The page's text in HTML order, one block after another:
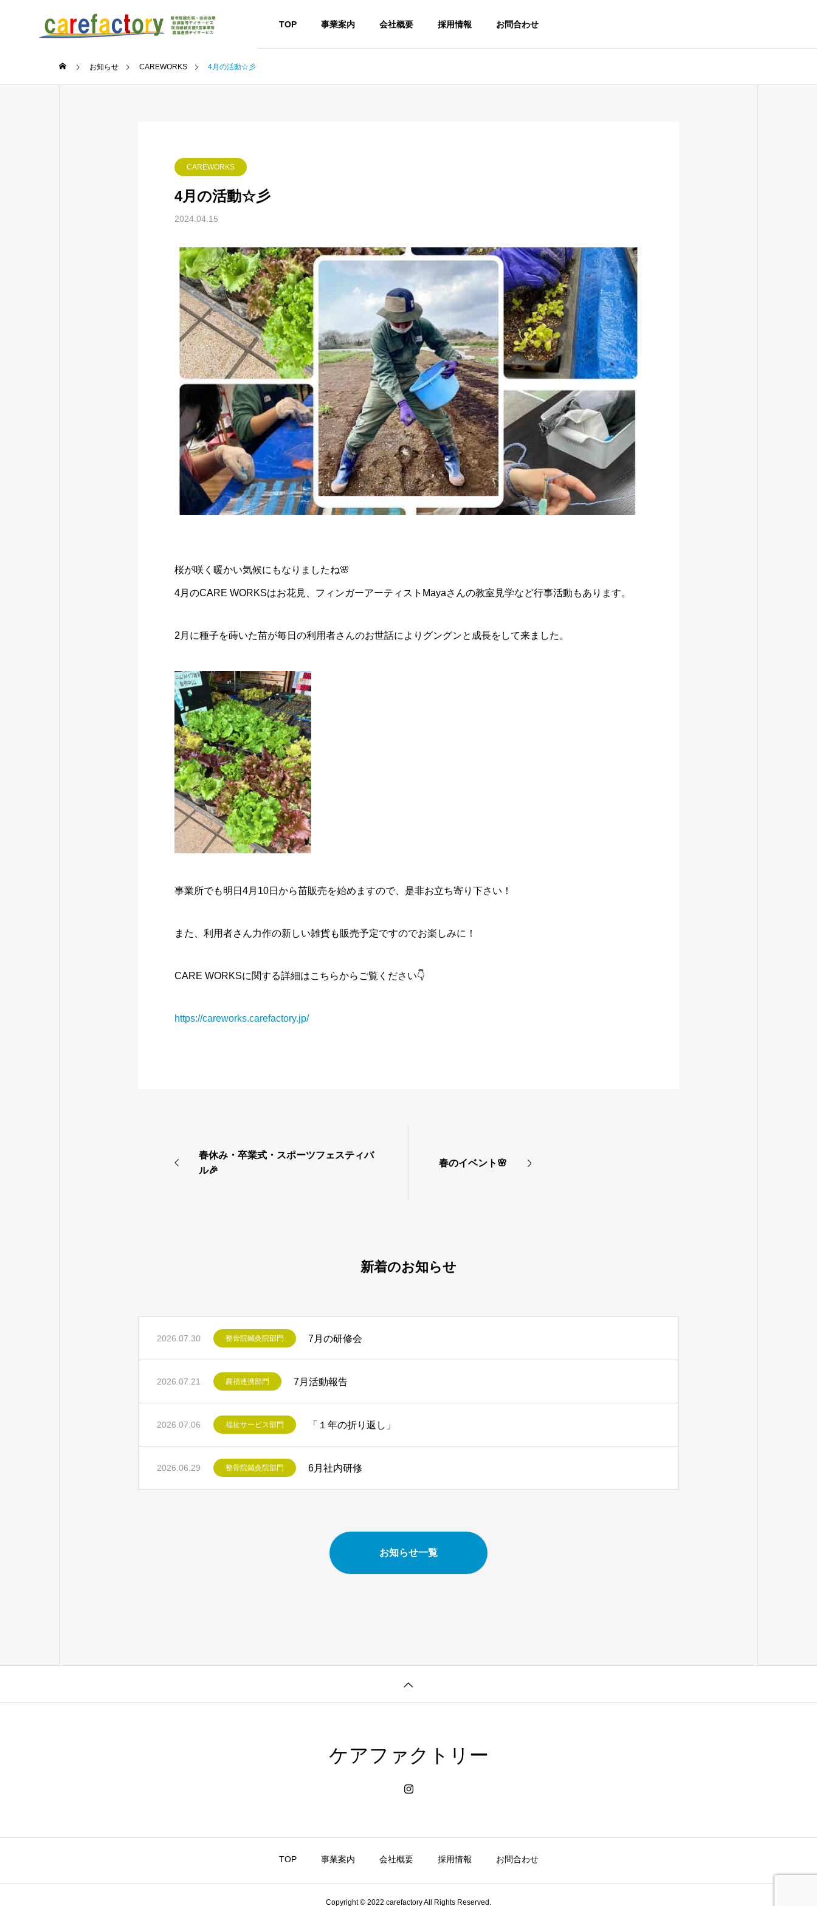
TOP 事業案内 会社概要 採用情報 お問合わせ
お知らせ CAREWORKS 4月の活動☆彡
CAREWORKS
4月の活動☆彡
2024.04.15
桜が咲く暖かい気候にもなりましたね🌸
4月のCARE WORKSはお花見、フィンガーアーティストMayaさんの教室見学など行事活動もあります。
2月に種子を蒔いた苗が毎日の利用者さんのお世話によりグングンと成長をして来ました。
事業所でも明日4月10日から苗販売を始めますので、是非お立ち寄り下さい！
また、利用者さん力作の新しい雑貨も販売予定ですのでお楽しみに！
CARE WORKSに関する詳細はこちらからご覧ください👇
https://careworks.carefactory.jp/
春休み・卒業式・スポーツフェスティバ
ル🎉
春のイベント🌸
新着のお知らせ
2026.07.30 整骨院鍼灸院部門 7月の研修会
2026.07.21 農福連携部門 7月活動報告
2026.07.06 福祉サービス部門 「１年の折り返し」
2026.06.29 整骨院鍼灸院部門 6月社内研修
お知らせ一覧
ケアファクトリー
TOP 事業案内 会社概要 採用情報 お問合わせ
Copyright © 2022 carefactory All Rights Reserved.